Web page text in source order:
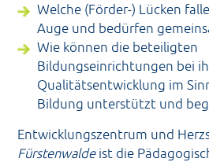
Welche (Förder-) Lücken
Auge und bedürfen
Wie können die beteiligten
Bildungseinrichtungen bei
Qualitätsentwicklung im
Bildung unterstützt und
Entwicklungszentrum und
Fürstenwaldeist die